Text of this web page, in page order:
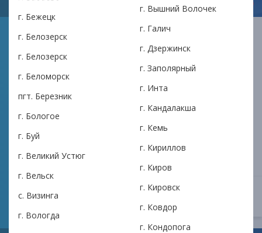
Займ на карту в Кондопоге: как
оформить быстро и что влияет
на решение
Нужен займ на карту в Кондопоге? Рассказываем,
как оформить быстро, что проверить в условиях и
как снизить риск задержек. В АКПК «ИЛМА» —
минимум документов, решение онлайн, выдача на
карту или наличными.
28 марта в 14:42
г. Бежецк
г. Белозерск
г. Белозерск
г. Беломорск
пгт. Березник
г. Бологое
г. Буй
г. Великий Устюг
г. Вельск
с. Визинга
г. Вологда
г. Вышний Волочек
г. Галич
г. Дзержинск
г. Заполярный
г. Инта
г. Кандалакша
г. Кемь
г. Кириллов
г. Киров
г. Кировск
г. Ковдор
г. Кондопога